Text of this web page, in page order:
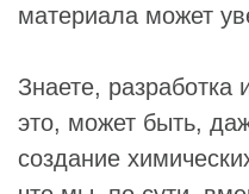
материала может
Знаете, разработка
это, может быть,
создание